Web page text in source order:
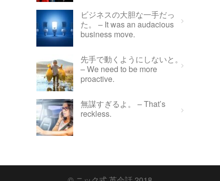
ビジネスの大胆な一手だっ
た。 – It was an audacious
business move.
先手で動くようにしないと。
– We need to be more
proactive.
無謀すぎるよ。 – That’s
reckless.